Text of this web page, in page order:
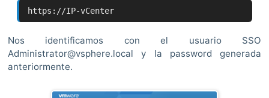
https://IP-vCenter
Nos identificamos con el usuario SSO
Administrator@vsphere.local y la password generada
anteriormente.